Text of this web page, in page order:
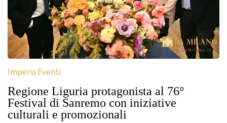
Imperia Eventi
Regione Liguria protagonista al 76°
Festival di Sanremo con iniziative
culturali e promozionali